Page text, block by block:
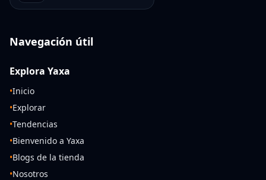
Navegación útil
Explora Yaxa
•Inicio
•Explorar
•Tendencias
•Bienvenido a Yaxa
•Blogs de la tienda
•Nosotros